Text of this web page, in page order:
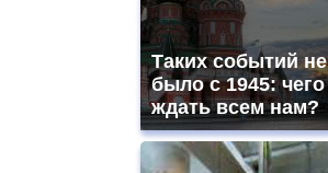
Таких событий не
было с 1945: чего
ждать всем нам?